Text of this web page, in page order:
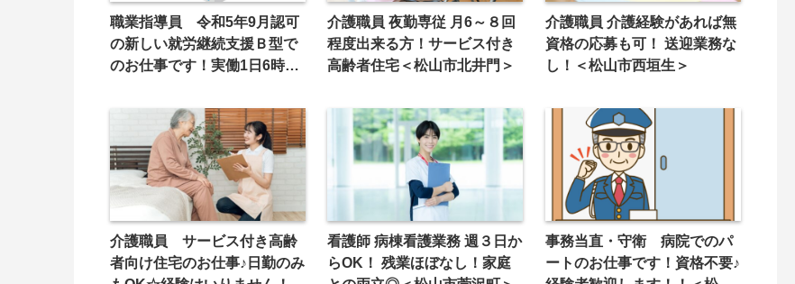
職業指導員 令和5年9月認可
の新しい就労継続支援Ｂ型で
のお仕事です！実働1日6時
高岡町＞
介護職員 夜勤専従 月6～８回
程度出来る方！サービス付き
高齢者住宅＜松山市北井門＞
介護職員 介護経験があれば無
資格の応募も可！ 送迎業務な
し！＜松山市西垣生＞
介護職員 サービス付き高齢
者向け住宅のお仕事♪日勤のみ
看護師 病棟看護業務 週３日か
らOK！ 残業ほぼなし！家庭
事務当直・守衛 病院でのパ
ートのお仕事です！資格不要♪